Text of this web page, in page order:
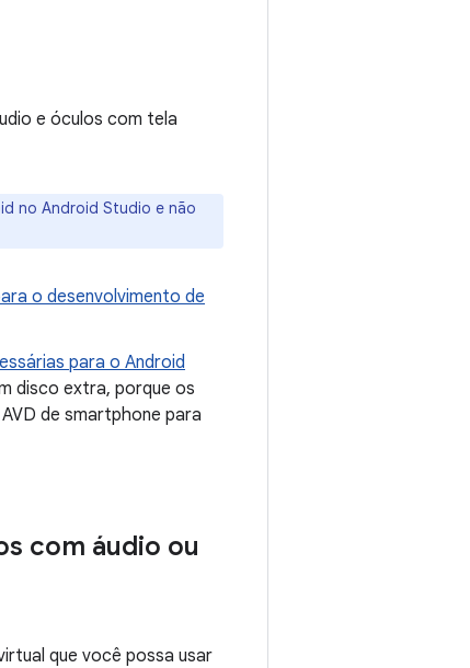
e óculos com tela
no Android Studio e não
o desenvolvimento de
para o Android
disco extra, porque os
de smartphone para
com áudio ou
que você possa usar